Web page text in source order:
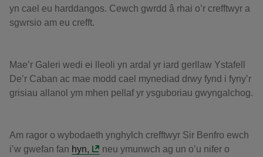
yn cael eu harddangos. Cewch gwrdd â rhai o’r crefftwyr a
sgwrsio am eu crefft.
Mae’r Galeri wedi ei lleoli yn ardal yr iard gerllaw Ystafell
De’r Caban ac mae modd cael mynediad drwy fynd i fyny’r
grisiau allanol ym mhen pellaf yr ysguboriau gwyngalchog.
Am ragor o wybodaeth ynghylch crefftwyr Sir Benfro ewch
i’w gwefan fan hyn,
neu ymunwch ag un o’u nifer o